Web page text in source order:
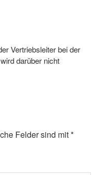
Vertriebsleiter bei der
darüber nicht
Felder sind mit*